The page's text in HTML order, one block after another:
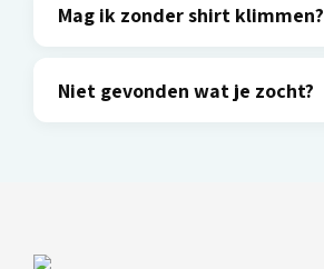
Mag ik zonder shirt klimmen?
Niet gevonden wat je zocht?